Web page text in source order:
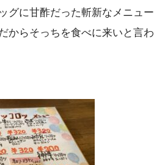
グに甘酢だった斬新なメニュー
からそっちを食べに来いと言わ